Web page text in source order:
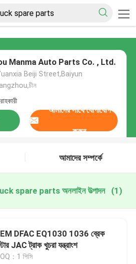
Manma Auto Parts Co. , Ltd.
Beiji Street,Baiyun
আমাদের সাথে যোগাযোগ
করুন
আমাদের সম্পর্কে
spare parts অনলাইন উত্পাদন (1)
DFAC EQ1030 1036 ব্রেক
JAC ট্রাক খুচরা যন্ত্রাংশ
：1 পিসি